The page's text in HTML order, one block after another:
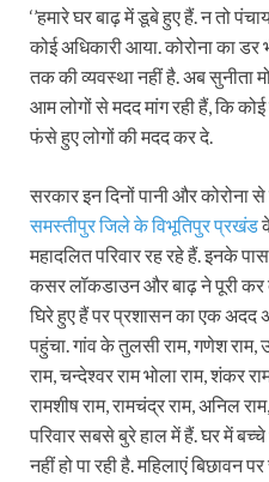
‘’हमारे घर बाढ़ में डूबे हुए हैं. न तो
कोई अधिकारी आया. कोरोना का डर
तक की व्यवस्था नहीं है. अब सुनीता
आम लोगों से मदद मांग रही हैं, कि
फंसे हुए लोगों की मदद कर दे.
सरकार इन दिनों पानी और कोरोना
समस्तीपुर जिले के विभूतिपुर प्रखंड
महादलित परिवार रह रहे हैं. इनके
कसर लॉकडाउन और बाढ़ ने पूरी कर
घिरे हुए हैं पर प्रशासन का एक अदद
पहुंचा. गांव के तुलसी राम, गणेश राम,
राम, चन्देश्वर राम भोला राम, शंकर
रामशीष राम, रामचंद्र राम, अनिल
परिवार सबसे बुरे हाल में हैं. घर में
नहीं हो पा रही है. महिलाएं बिछावन